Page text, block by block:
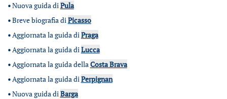
•Nuova guida diPula
•Breve biografia diPicasso
•Aggiornata la guida diPraga
•Aggiornata la guida diLucca
•Aggiornata la guida dellaCosta Brava
•Aggiornata la guida diPerpignan
•Nuova guida diBarga